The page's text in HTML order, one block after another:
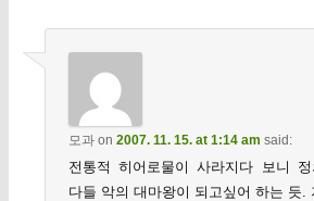
모과on 2007. 11. 15. at 1:14 am said:
전통적 히어로물이 사라지다 보니 정
다들 악의 대마왕이 되고싶어 하는 듯.